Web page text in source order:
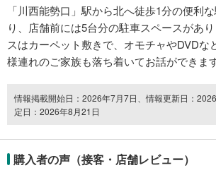
「川西能勢口」駅から北へ徒歩1分の便利
り、店舗前には5台分の駐車スペースがあ
スはカーペット敷きで、オモチャやDVDな
様連れのご家族も落ち着いてお話ができます
情報掲載開始日：2026年7月7日、情報更新日：
定日：2026年8月21日
購入者の声（接客・店舗レビュー）